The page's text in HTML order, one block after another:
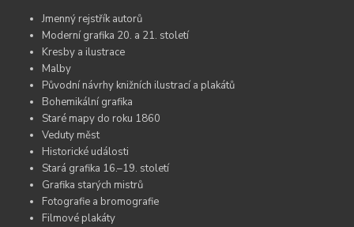
Jmenný rejstřík autorů
Moderní grafika 20. a 21. století
Kresby a ilustrace
Malby
Původní návrhy knižních ilustrací a plakátů
Bohemikální grafika
Staré mapy do roku 1860
Veduty měst
Historické události
Stará grafika 16.–19. století
Grafika starých mistrů
Fotografie a bromografie
Filmové plakáty